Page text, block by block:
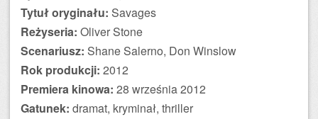
Tytuł oryginału: Savages
Reżyseria: Oliver Stone
Scenariusz: Shane Salerno, Don Winslow
Rok produkcji: 2012
Premiera kinowa: 28 września 2012
Gatunek: dramat, kryminał, thriller